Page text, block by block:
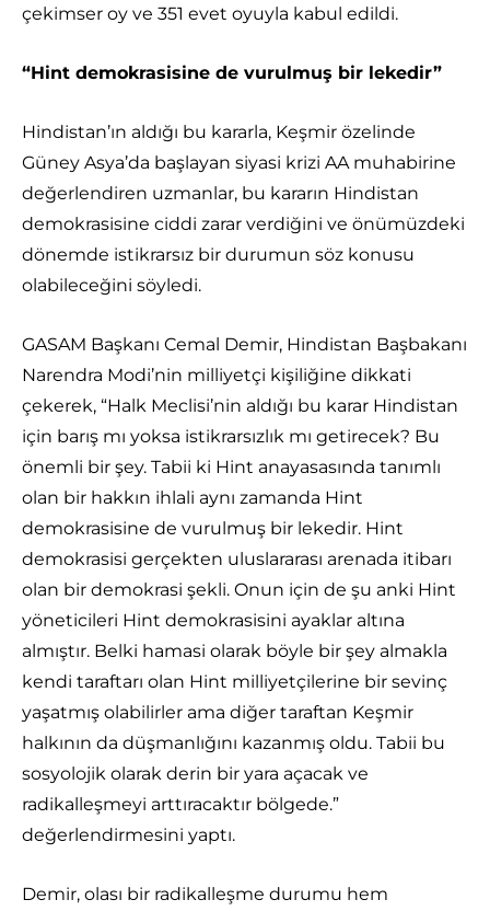
çekimser oy ve 351 evet oyuyla kabul edildi.
“Hint demokrasisine de vurulmuş bir lekedir”
Hindistan’ın aldığı bu kararla, Keşmir özelinde
Güney Asya’da başlayan siyasi krizi AA muhabirine
değerlendiren uzmanlar, bu kararın Hindistan
demokrasisine ciddi zarar verdiğini ve önümüzdeki
dönemde istikrarsız bir durumun söz konusu
olabileceğini söyledi.
GASAM Başkanı Cemal Demir, Hindistan Başbakanı
Narendra Modi’nin milliyetçi kişiliğine dikkati
çekerek, “Halk Meclisi’nin aldığı bu karar Hindistan
için barış mı yoksa istikrarsızlık mı getirecek? Bu
önemli bir şey. Tabii ki Hint anayasasında tanımlı
olan bir hakkın ihlali aynı zamanda Hint
demokrasisine de vurulmuş bir lekedir. Hint
demokrasisi gerçekten uluslararası arenada itibarı
olan bir demokrasi şekli. Onun için de şu anki Hint
yöneticileri Hint demokrasisini ayaklar altına
almıştır. Belki hamasi olarak böyle bir şey almakla
kendi taraftarı olan Hint milliyetçilerine bir sevinç
yaşatmış olabilirler ama diğer taraftan Keşmir
halkının da düşmanlığını kazanmış oldu. Tabii bu
sosyolojik olarak derin bir yara açacak ve
radikalleşmeyi arttıracaktır bölgede.”
değerlendirmesini yaptı.
Demir, olası bir radikalleşme durumu hem